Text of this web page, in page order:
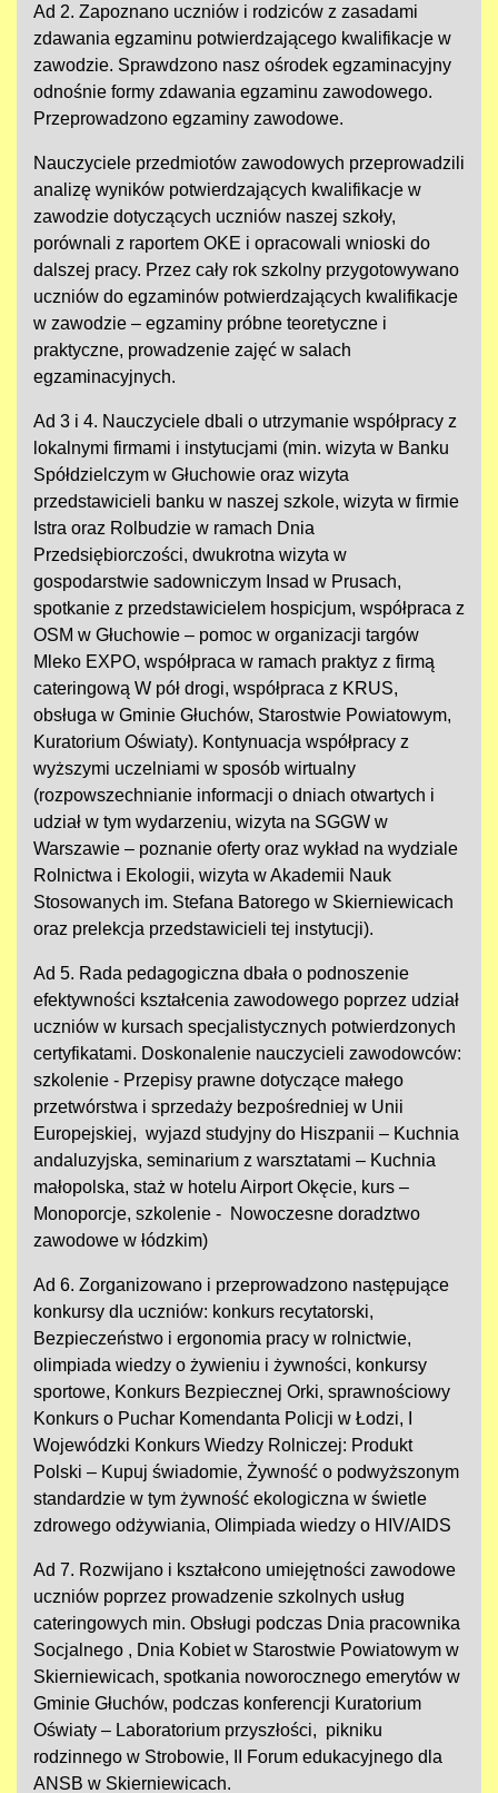
Ad 2. Zapoznano uczniów i rodziców z zasadami
zdawania egzaminu potwierdzającego kwalifikacje w
zawodzie. Sprawdzono nasz ośrodek egzaminacyjny
odnośnie formy zdawania egzaminu zawodowego.
Przeprowadzono egzaminy zawodowe.
Nauczyciele przedmiotów zawodowych przeprowadzili
analizę wyników potwierdzających kwalifikacje w
zawodzie dotyczących uczniów naszej szkoły,
porównali z raportem OKE i opracowali wnioski do
dalszej pracy. Przez cały rok szkolny przygotowywano
uczniów do egzaminów potwierdzających kwalifikacje
w zawodzie – egzaminy próbne teoretyczne i
praktyczne, prowadzenie zajęć w salach
egzaminacyjnych.
Ad 3 i 4. Nauczyciele dbali o utrzymanie współpracy z
lokalnymi firmami i instytucjami (min. wizyta w Banku
Spółdzielczym w Głuchowie oraz wizyta
przedstawicieli banku w naszej szkole, wizyta w firmie
Istra oraz Rolbudzie w ramach Dnia
Przedsiębiorczości, dwukrotna wizyta w
gospodarstwie sadowniczym Insad w Prusach,
spotkanie z przedstawicielem hospicjum, współpraca z
OSM w Głuchowie – pomoc w organizacji targów
Mleko EXPO, współpraca w ramach praktyz z firmą
cateringową W pół drogi, współpraca z KRUS,
obsługa w Gminie Głuchów, Starostwie Powiatowym,
Kuratorium Oświaty). Kontynuacja współpracy z
wyższymi uczelniami w sposób wirtualny
(rozpowszechnianie informacji o dniach otwartych i
udział w tym wydarzeniu, wizyta na SGGW w
Warszawie – poznanie oferty oraz wykład na wydziale
Rolnictwa i Ekologii, wizyta w Akademii Nauk
Stosowanych im. Stefana Batorego w Skierniewicach
oraz prelekcja przedstawicieli tej instytucji).
Ad 5. Rada pedagogiczna dbała o podnoszenie
efektywności kształcenia zawodowego poprzez udział
uczniów w kursach specjalistycznych potwierdzonych
certyfikatami. Doskonalenie nauczycieli zawodowców:
szkolenie - Przepisy prawne dotyczące małego
przetwórstwa i sprzedaży bezpośredniej w Unii
Europejskiej, wyjazd studyjny do Hiszpanii – Kuchnia
andaluzyjska, seminarium z warsztatami – Kuchnia
małopolska, staż w hotelu Airport Okęcie, kurs –
Monoporcje, szkolenie - Nowoczesne doradztwo
zawodowe w łódzkim)
Ad 6. Zorganizowano i przeprowadzono następujące
konkursy dla uczniów: konkurs recytatorski,
Bezpieczeństwo i ergonomia pracy w rolnictwie,
olimpiada wiedzy o żywieniu i żywności, konkursy
sportowe, Konkurs Bezpiecznej Orki, sprawnościowy
Konkurs o Puchar Komendanta Policji w Łodzi, I
Wojewódzki Konkurs Wiedzy Rolniczej: Produkt
Polski – Kupuj świadomie, Żywność o podwyższonym
standardzie w tym żywność ekologiczna w świetle
zdrowego odżywiania, Olimpiada wiedzy o HIV/AIDS
Ad 7. Rozwijano i kształcono umiejętności zawodowe
uczniów poprzez prowadzenie szkolnych usług
cateringowych min. Obsługi podczas Dnia pracownika
Socjalnego , Dnia Kobiet w Starostwie Powiatowym w
Skierniewicach, spotkania noworocznego emerytów w
Gminie Głuchów, podczas konferencji Kuratorium
Oświaty – Laboratorium przyszłości, pikniku
rodzinnego w Strobowie, II Forum edukacyjnego dla
ANSB w Skierniewicach.